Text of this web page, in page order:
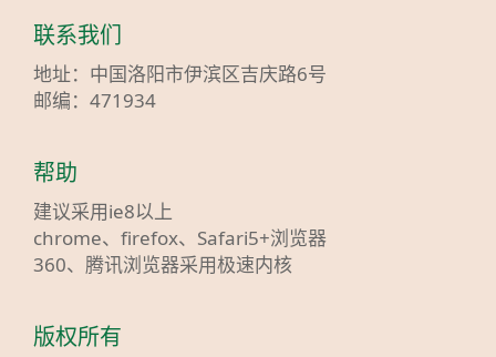
联系我们
地址：中国洛阳市伊滨区吉庆路6号
邮编：471934
帮助
建议采用ie8以上
chrome、firefox、Safari5+浏览器
360、腾讯浏览器采用极速内核
版权所有